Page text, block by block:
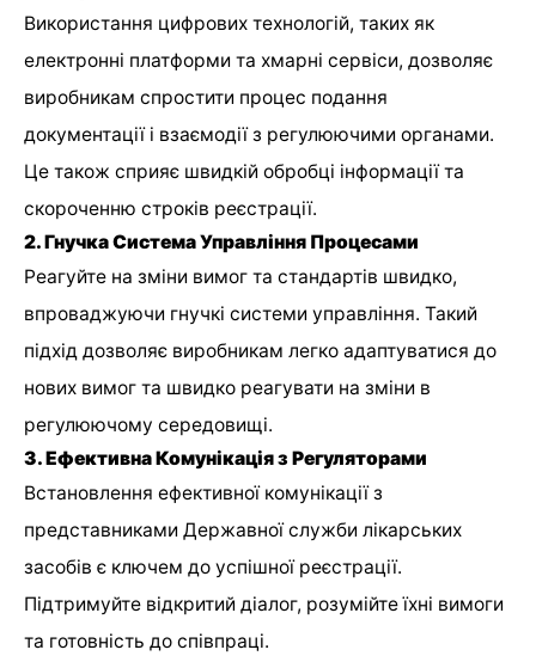
Використання цифрових технологій, таких як
електронні платформи та хмарні сервіси, дозволяє
виробникам спростити процес подання
документації і взаємодії з регулюючими органами.
Це також сприяє швидкій обробці інформації та
скороченню строків реєстрації.
2. Гнучка Система Управління Процесами
Реагуйте на зміни вимог та стандартів швидко,
впроваджуючи гнучкі системи управління. Такий
підхід дозволяє виробникам легко адаптуватися до
нових вимог та швидко реагувати на зміни в
регулюючому середовищі.
3. Ефективна Комунікація з Регуляторами
Встановлення ефективної комунікації з
представниками Державної служби лікарських
засобів є ключем до успішної реєстрації.
Підтримуйте відкритий діалог, розумійте їхні вимоги
та готовність до співпраці.